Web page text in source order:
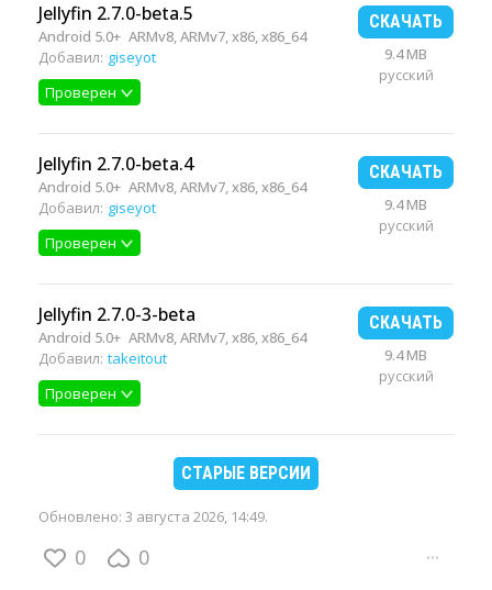
Jellyfin 2.7.0-beta.5
Android 5.0+ ARMv8, ARMv7, x86, x86_64
Добавил: giseyot
Проверен
СКАЧАТЬ
9.4 MB
русский
Jellyfin 2.7.0-beta.4
Android 5.0+ ARMv8, ARMv7, x86, x86_64
Добавил: giseyot
Проверен
СКАЧАТЬ
9.4 MB
русский
Jellyfin 2.7.0-3-beta
Android 5.0+ ARMv8, ARMv7, x86, x86_64
Добавил: takeitout
Проверен
СКАЧАТЬ
9.4 MB
русский
СТАРЫЕ ВЕРСИИ
Обновлено: 3 августа 2026, 14:49.
0 0 ···